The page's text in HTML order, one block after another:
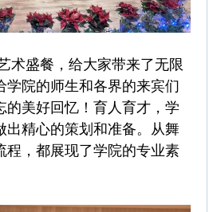
术盛餐，给大家带来了无限
学院的师生和各界的来宾们
的美好回忆！育人育才，学
出精心的策划和准备。从舞
程，都展现了学院的专业素